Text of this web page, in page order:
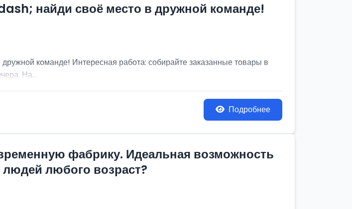
найди своё место в дружной команде!
команде! Интересная работа: собирайте заказанные товары в
На...
Подробнее
фабрику. Идеальная возможность
любого возраст?